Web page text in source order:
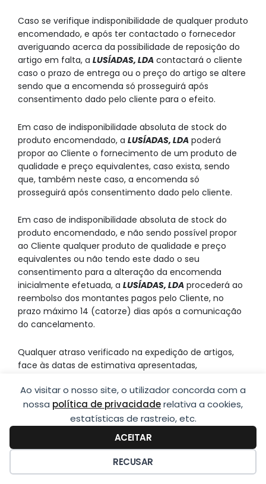
Ao visitar o nosso site, o utilizador concorda com a
nossa política de privacidaderelativa a cookies,
estatísticas de rastreio, etc.
ACEITAR
RECUSAR
Caso se verifique indisponibilidade de qualquer produto
encomendado, e após ter contactado o fornecedor
averiguando acerca da possibilidade de reposição do
artigo em falta, a LUSÍADAS, LDA contactará o cliente
caso o prazo de entrega ou o preço do artigo se altere
sendo que a encomenda só prosseguirá após
consentimento dado pelo cliente para o efeito.
Em caso de indisponibilidade absoluta de stock do
produto encomendado, a LUSÍADAS, LDA poderá
propor ao Cliente o fornecimento de um produto de
qualidade e preço equivalentes, caso exista, sendo
que, também neste caso, a encomenda só
prosseguirá após consentimento dado pelo cliente.
Em caso de indisponibilidade absoluta de stock do
produto encomendado, e não sendo possível propor
ao Cliente qualquer produto de qualidade e preço
equivalentes ou não tendo este dado o seu
consentimento para a alteração da encomenda
inicialmente efetuada, a LUSÍADAS, LDA procederá ao
reembolso dos montantes pagos pelo Cliente, no
prazo máximo 14 (catorze) dias após a comunicação
do cancelamento.
Qualquer atraso verificado na expedição de artigos,
face às datas de estimativa apresentadas,
a qualquer indemnização.
LUSÍADAS
geral@lusiadas-lda.com